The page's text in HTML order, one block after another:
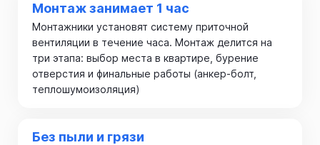
Монтаж занимает 1 час
Монтажники установят систему приточной
вентиляции в течение часа. Монтаж делится на
три этапа: выбор места в квартире, бурение
отверстия и финальные работы (анкер-болт,
теплошумоизоляция)
Без пыли и грязи